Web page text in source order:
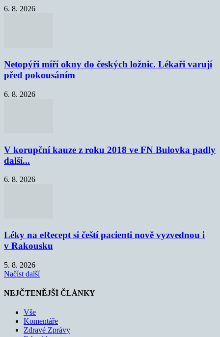
6. 8. 2026
Netopýři míří okny do českých ložnic. Lékaři varují
před pokousáním
6. 8. 2026
V korupční kauze z roku 2018 ve FN Bulovka padly
další...
6. 8. 2026
Léky na eRecept si čeští pacienti nově vyzvednou i
v Rakousku
5. 8. 2026
Načíst další
NEJČTENĚJŠÍ ČLÁNKY
Vše
Komentáře
Zdravé Zprávy